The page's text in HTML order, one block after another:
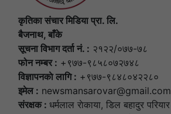
कृतिका संचार मिडिया प्रा. लि.
बैजनाथ, बाँके
सूचना विभाग दर्ता नं. : २१२२/०७७-७८
फोन नम्बर : +९७७-९८५८०७२७४८
विज्ञापनकाे लागि : +९७७-९८४८०४२२८०
इमेल : newsmansarovar@gmail.com
संरक्षक : धर्मलाल राेकाया, डिल बहादुर परियार